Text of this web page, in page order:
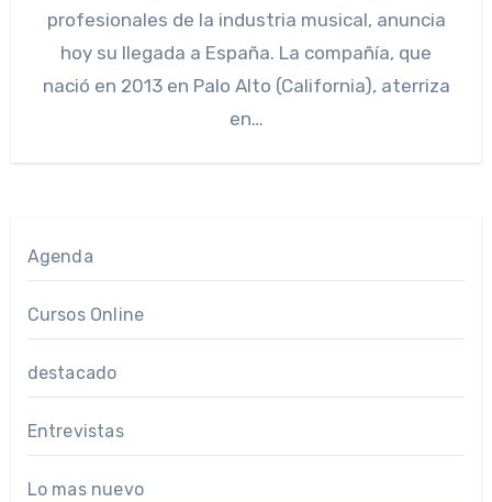
profesionales de la industria musical, anuncia
hoy su llegada a España. La compañía, que
nació en 2013 en Palo Alto (California), aterriza
en…
Agenda
Cursos Online
destacado
Entrevistas
Lo mas nuevo